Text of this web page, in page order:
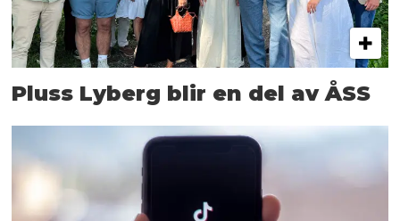
Pluss Lyberg blir en del av ÅSS